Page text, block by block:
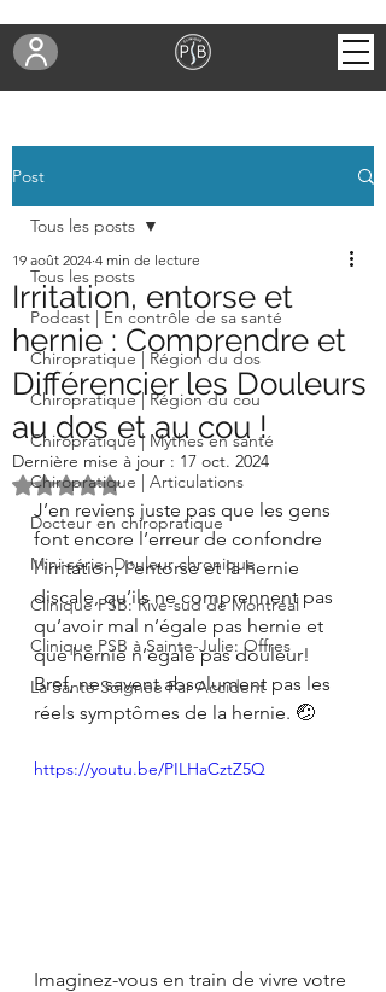
Post
Tous les posts
Podcast | En contrôle de sa santé
Chiropratique | Région du dos
Chiropratique | Région du cou
Chiropratique | Mythes en santé
Chiropratique | Articulations
Docteur en chiropratique
Mini-série: Douleur chronique
Clinique PSB: Rive-sud de Montréal
Clinique PSB à Sainte-Julie: Offres
La Santé Soignée Par Accident
Tous les posts
Irritation, entorse et
hernie : Comprendre et
Différencier les Douleurs
au dos et au cou !
19 août 2024 4 min de lecture
Dernière mise à jour : 17 oct. 2024
Noté NaN étoiles sur 5.
J’en reviens juste pas que les gens
font encore l’erreur de confondre
l'irritation, l'entorse et la hernie
discale, qu’ils ne comprennent pas
qu’avoir mal n’égale pas hernie et
que hernie n’égale pas douleur!
Bref, ne savent absolument pas les
réels symptômes de la hernie. 🤕
https://youtu.be/PILHaCztZ5Q
Imaginez-vous en train de vivre votre